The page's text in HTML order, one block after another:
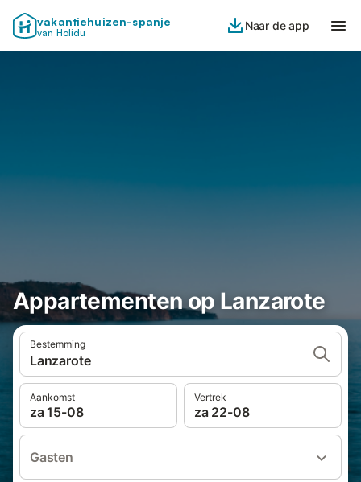
vakantiehuizen-spanje
van Holidu
Naar de app
Appartementen op Lanzarote
Bestemming
Lanzarote
Aankomst
za 15-08
Vertrek
za 22-08
Gasten